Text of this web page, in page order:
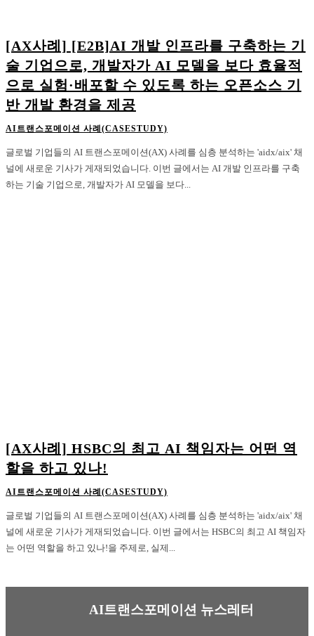
[AX사례] [E2B]AI 개발 인프라를 구축하는 기
술 기업으로, 개발자가 AI 모델을 보다 효율적
으로 실험·배포할 수 있도록 하는 오픈소스 기
반 개발 환경을 제공
AI트랜스포메이션 사례(CASESTUDY)
글로벌 기업들의 AI 트랜스포메이션(AX) 사례를 심층 분석하는 'aidx/aix' 채
널에 새로운 기사가 게재되었습니다. 이번 글에서는 AI 개발 인프라를 구축
하는 기술 기업으로, 개발자가 AI 모델을 보다...
[AX사례] HSBC의 최고 AI 책임자는 어떤 역
할을 하고 있나!
AI트랜스포메이션 사례(CASESTUDY)
글로벌 기업들의 AI 트랜스포메이션(AX) 사례를 심층 분석하는 'aidx/aix' 채
널에 새로운 기사가 게재되었습니다. 이번 글에서는 HSBC의 최고 AI 책임자
는 어떤 역할을 하고 있나!을 주제로, 실제...
AI트랜스포메이션 뉴스레터